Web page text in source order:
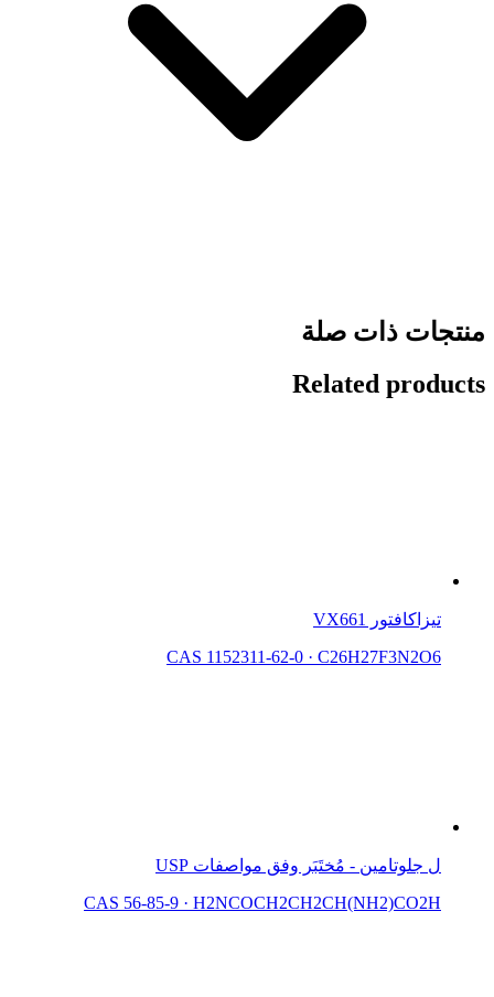
منتجات ذات صلة
Related products
تيزاكافتور VX661
CAS 1152311-62-0 · C26H27F3N2O6
ل جلوتامين - مُختَبَر وفق مواصفات USP
CAS 56-85-9 · H2NCOCH2CH2CH(NH2)CO2H